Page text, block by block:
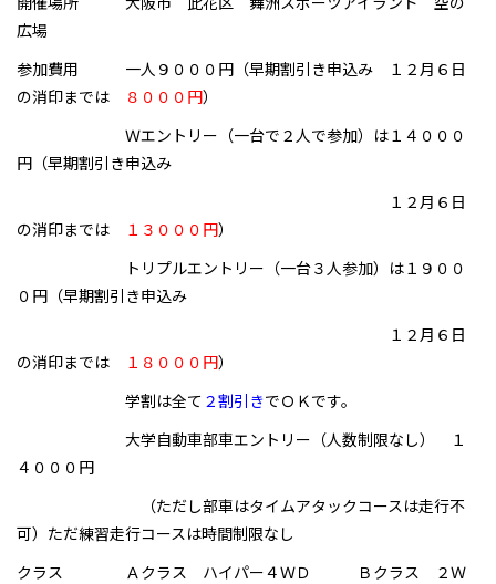
広場
参加費用 一人９０００円（早期割引き申込み １２月６日
の消印までは
８０００円）
Ｗエントリー（一台で２人で参加）は１４０００
円（早期割引き申込み
１２月６日
の消印までは
１３０００円）
トリプルエントリー（一台３人参加）は１９００
０円（早期割引き申込み
１２月６日
の消印までは
１８０００円）
学割は全て ２割引きでＯＫです。
大学自動車部車エントリー（人数制限なし） １
４０００円
（ただし部車はタイムアタックコースは走行不
可）ただ練習走行コースは時間制限なし
クラス Ａクラス ハイパー４ＷＤ Ｂクラス ２Ｗ